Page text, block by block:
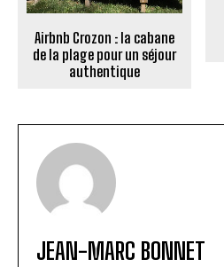
Airbnb Crozon : la cabane
de la plage pour un séjour
authentique
JEAN-MARC BONNET